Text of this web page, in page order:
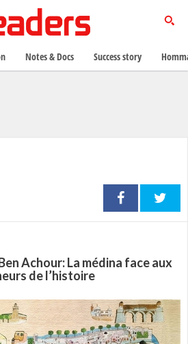
Achour: La médina face aux
de l’histoire
Notes & Docs Success story